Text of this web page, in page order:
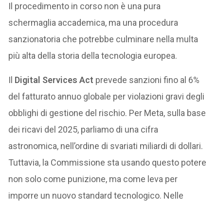
Il procedimento in corso non è una pura
schermaglia accademica, ma una procedura
sanzionatoria che potrebbe culminare nella multa
più alta della storia della tecnologia europea.
Il Digital Services Act prevede sanzioni fino al 6%
del fatturato annuo globale per violazioni gravi degli
obblighi di gestione del rischio. Per Meta, sulla base
dei ricavi del 2025, parliamo di una cifra
astronomica, nell’ordine di svariati miliardi di dollari.
Tuttavia, la Commissione sta usando questo potere
non solo come punizione, ma come leva per
imporre un nuovo standard tecnologico. Nelle